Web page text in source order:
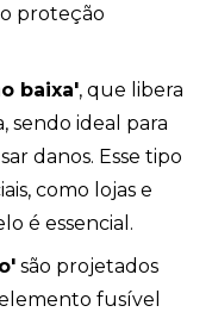
proteção
baixa', que libera
sendo ideal para
danos. Esse tipo
como lojas e
é essencial.
são projetados
fusível